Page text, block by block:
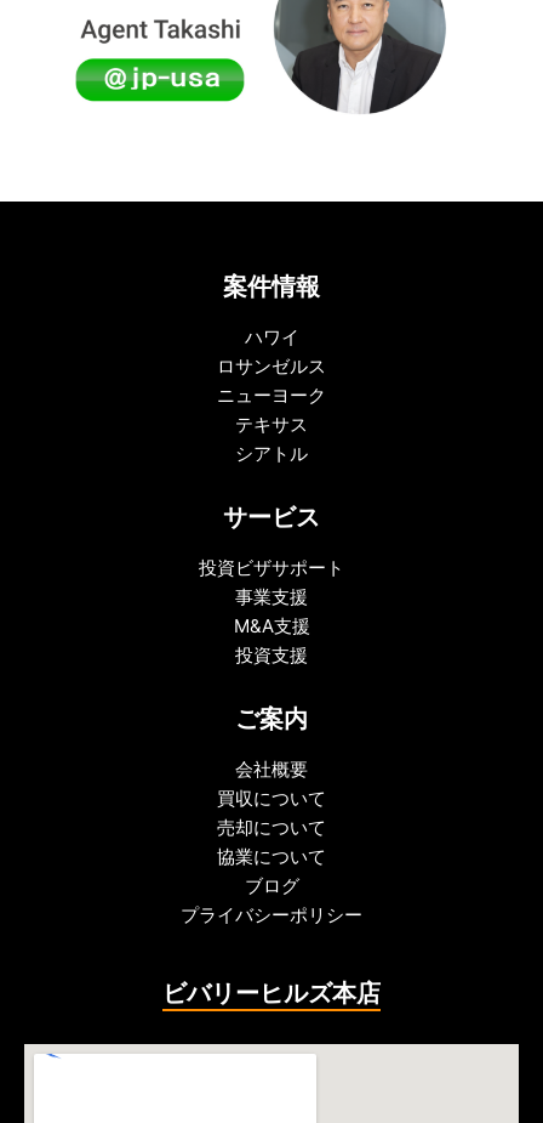
案件情報
ハワイ
ロサンゼルス
ニューヨーク
テキサス
シアトル
サービス
投資ビザサポート
事業支援
M&A支援
投資支援
ご案内
会社概要
買収について
売却について
協業について
ブログ
プライバシーポリシー
ビバリーヒルズ本店